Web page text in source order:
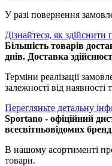
У разі повернення
Дізнайтеся, як здійснити
Більшість товарів
днів. Доставка
Терміни реалізації
залежності від наявності
Перегляньте детальну
Sportano - офіційний
всесвітньовідомих
В нашому асортименті
товари.